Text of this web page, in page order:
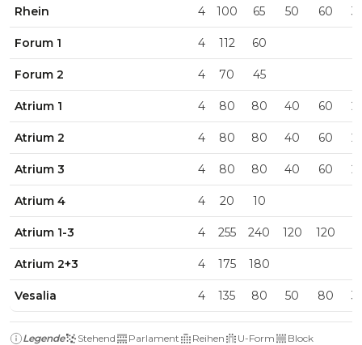
Rhein 4 100 65 50 60
Forum 1 4 112 60
Forum 2 4 70 45
Atrium 1 4 80 80 40 60
Atrium 2 4 80 80 40 60
Atrium 3 4 80 80 40 60
Atrium 4 4 20 10
Atrium 1-3 4 255 240 120 120
Atrium 2+3 4 175 180
Vesalia 4 135 80 50 80
Legende Stehend Parlament Reihen U-Form
Block